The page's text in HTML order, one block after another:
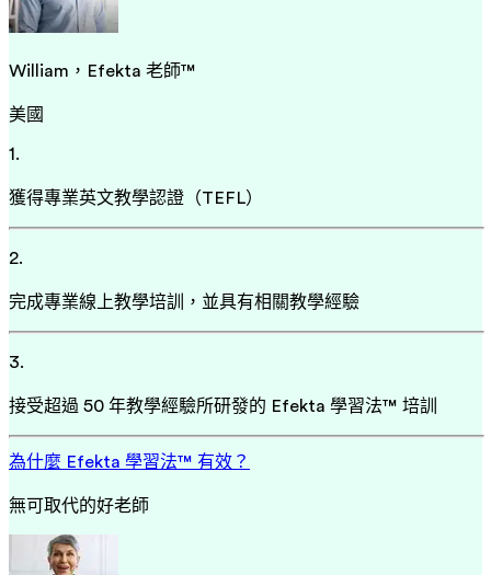
William，Efekta 老師™
美國
1.
獲得專業英文教學認證（TEFL）
2.
完成專業線上教學培訓，並具有相關教學經驗
3.
接受超過 50 年教學經驗所研發的 Efekta 學習法™ 培訓
為什麼 Efekta 學習法™ 有效？
無可取代的好老師